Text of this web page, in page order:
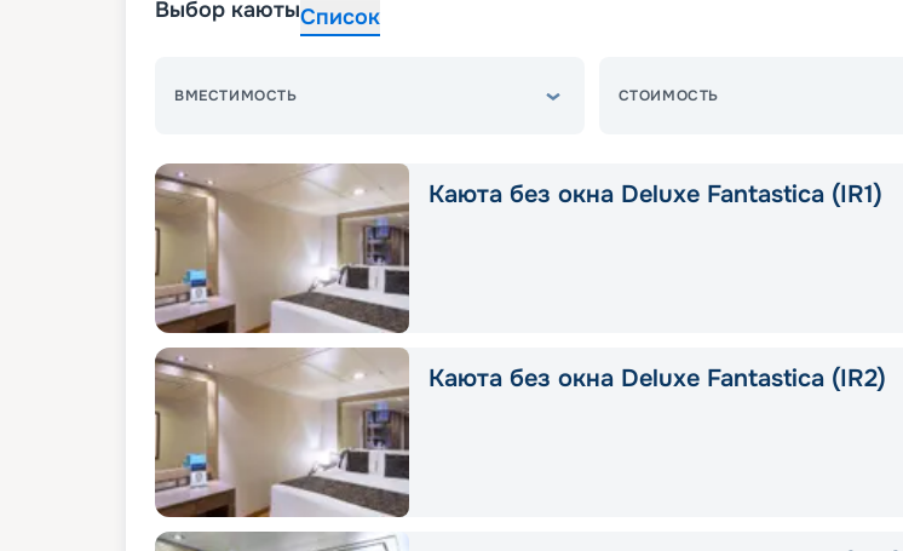
Выбор каютыСписок
ВМЕСТИМОСТЬ СТОИМОСТЬ
Каюта без окна Deluxe Fantastica (IR1)
Каюта без окна Deluxe Fantastica (IR2)